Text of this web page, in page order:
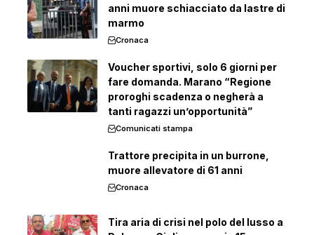
anni muore schiacciato da lastre di
marmo
Cronaca
Voucher sportivi, solo 6 giorni per
fare domanda. Marano “Regione
proroghi scadenza o negherà a
tanti ragazzi un’opportunità”
Comunicati stampa
Trattore precipita in un burrone,
muore allevatore di 61 anni
Cronaca
Tira aria di crisi nel polo del lusso a